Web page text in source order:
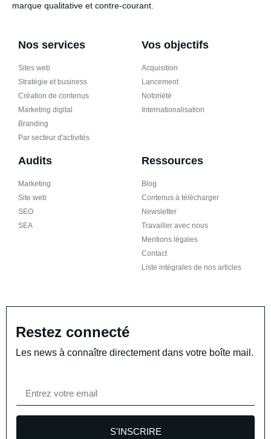
marque qualitative et contre-courant.
Nos services
Sites web
Stratégie et business
Création de contenus
Marketing digital
Branding
Par secteur d'activités
Vos objectifs
Acquisition
Lancement
Notoriété
Internationalisation
Audits
Marketing
Site web
SEO
SEA
Ressources
Blog
Contenus à télécharger
Newsletter
Travailler avec nous
Mentions légales
Contact
Liste intégrales de nos articles
Restez connecté
Les news à connaître directement dans votre boîte mail.
S'INSCRIRE